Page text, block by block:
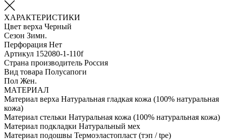
ХАРАКТЕРИСТИКИ
Цвет верха Черный
Сезон Зимн.
Перфорация Нет
Артикул 152080-1-110f
Страна производитель Россия
Вид товара Полусапоги
Пол Жен.
МАТЕРИАЛ
Материал верха Натуральная гладкая кожа (100% натуральная
кожа)
Материал стельки Натуральная кожа (100% натуральная кожа)
Материал подкладки Натуральный мех
Материал подошвы Термоэластопласт (тэп / tpe)